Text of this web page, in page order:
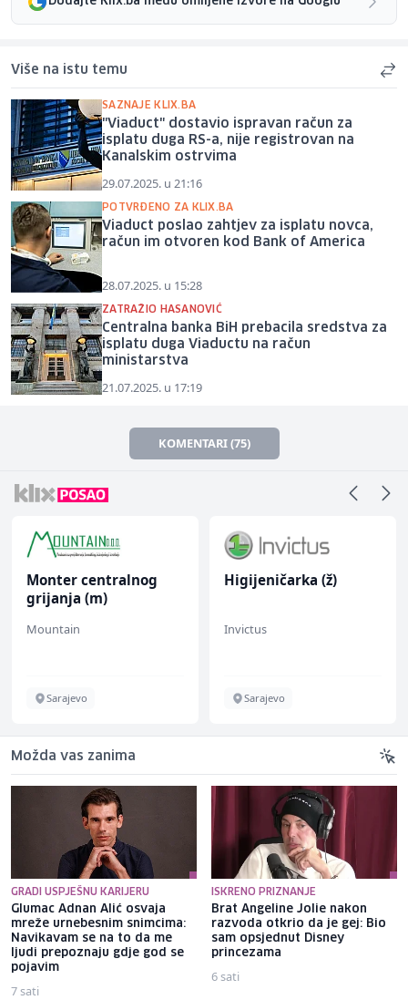
Više na istu temu
SAZNAJE KLIX.BA
"Viaduct" dostavio ispravan račun za
isplatu duga RS-a, nije registrovan na
Kanalskim ostrvima
29.07.2025. u 21:16
POTVRĐENO ZA KLIX.BA
Viaduct poslao zahtjev za isplatu novca,
račun im otvoren kod Bank of America
28.07.2025. u 15:28
ZATRAŽIO HASANOVIĆ
Centralna banka BiH prebacila sredstva za
isplatu duga Viaductu na račun
ministarstva
21.07.2025. u 17:19
KOMENTARI (75)
Monter centralnog
grijanja (m)
Mountain
Sarajevo
Higijeničarka (ž)
Invictus
Sarajevo
Možda vas zanima
GRADI USPJEŠNU KARIJERU
Glumac Adnan Alić osvaja
mreže urnebesnim snimcima:
Navikavam se na to da me
ljudi prepoznaju gdje god se
pojavim
7 sati
ISKRENO PRIZNANJE
Brat Angeline Jolie nakon
razvoda otkrio da je gej: Bio
sam opsjednut Disney
princezama
6 sati